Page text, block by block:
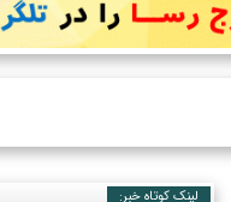
لینک کوتاه خبر: